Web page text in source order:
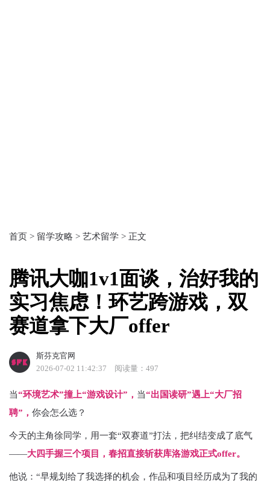
首页 > 留学攻略 > 艺术留学 > 正文
腾讯大咖1v1面谈，治好我的
实习焦虑！环艺跨游戏，双
赛道拿下大厂offer
斯芬克官网
2026-07-02 11:42:37
阅读量：497
当“环境艺术”撞上“游戏设计”， 当“出国读研”遇上“大厂招
聘”， 你会怎么选？
今天的主角徐同学，用一套“双赛道”打法，把纠结变成了底气
——大四手握三个项目，春招直接斩获库洛游戏正式offer。
他说：“早规划给了我选择的机会，作品和项目经历成为了我的